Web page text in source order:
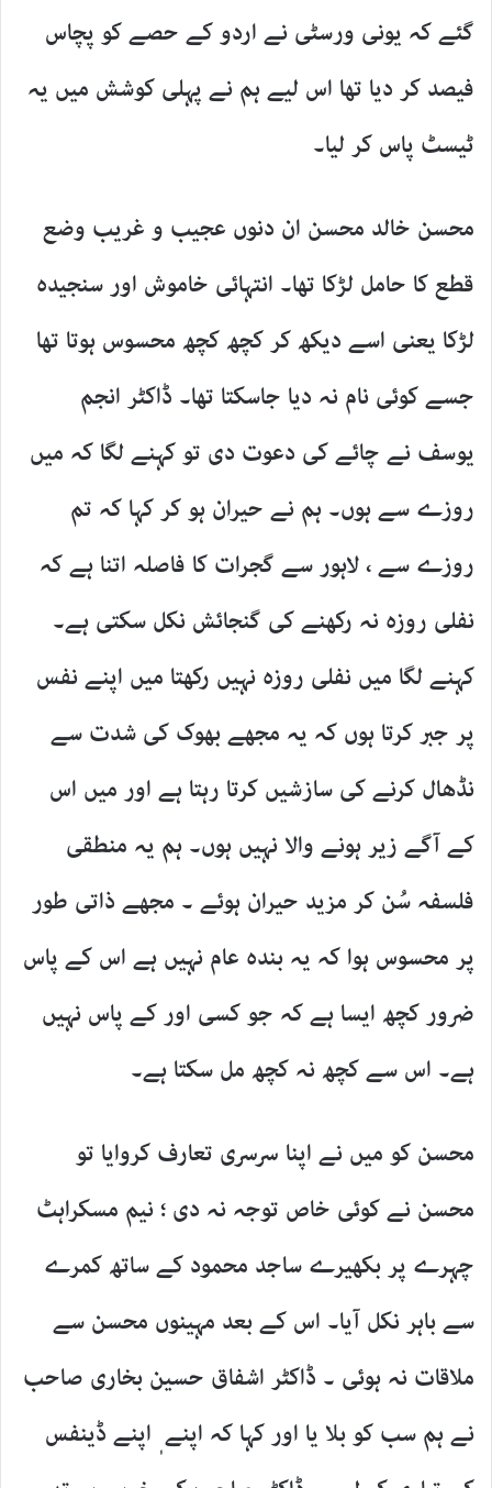
گئے کہ یونی ورسٹی نے اردو کے حصے کو پچاس
فیصد کر دیا تھا اس لیے ہم نے پہلی کوشش میں یہ
ٹیسٹ پاس کر لیا۔
محسن خالد محسن ان دنوں عجیب و غریب وضع
قطع کا حامل لڑکا تھا۔ انتہائی خاموش اور سنجیدہ
لڑکا یعنی اسے دیکھ کر کچھ کچھ محسوس ہوتا تھا
جسے کوئی نام نہ دیا جاسکتا تھا۔ ڈاکٹر انجم
یوسف نے چائے کی دعوت دی تو کہنے لگا کہ میں
روزے سے ہوں۔ ہم نے حیران ہو کر کہا کہ تم
روزے سے ، لاہور سے گجرات کا فاصلہ اتنا ہے کہ
نفلی روزہ نہ رکھنے کی گنجائش نکل سکتی ہے۔
کہنے لگا میں نفلی روزہ نہیں رکھتا میں اپنے نفس
پر جبر کرتا ہوں کہ یہ مجھے بھوک کی شدت سے
نڈھال کرنے کی سازشیں کرتا رہتا ہے اور میں اس
کے آگے زیر ہونے والا نہیں ہوں۔ ہم یہ منطقی
فلسفہ سُن کر مزید حیران ہوئے ۔ مجھے ذاتی طور
پر محسوس ہوا کہ یہ بندہ عام نہیں ہے اس کے پاس
ضرور کچھ ایسا ہے کہ جو کسی اور کے پاس نہیں
ہے۔ اس سے کچھ نہ کچھ مل سکتا ہے۔
محسن کو میں نے اپنا سرسری تعارف کروایا تو
محسن نے کوئی خاص توجہ نہ دی ؛ نیم مسکراہٹ
چہرے پر بکھیرے ساجد محمود کے ساتھ کمرے
سے باہر نکل آیا۔ اس کے بعد مہینوں محسن سے
ملاقات نہ ہوئی ۔ ڈاکٹر اشفاق حسین بخاری صاحب
نے ہم سب کو بلا یا اور کہا کہ اپنے ٖ اپنے ڈینفس